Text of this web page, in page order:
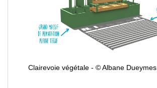
Clairevoie végétale - © Albane Dueymes